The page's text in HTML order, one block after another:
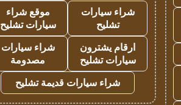
شراء سيارات
تشليح
موقع شراء
سيارات تشليح
ارقام يشترون
سيارات تشليح
شراء سيارات
مصدومة
شراء سيارات قديمة تشليح